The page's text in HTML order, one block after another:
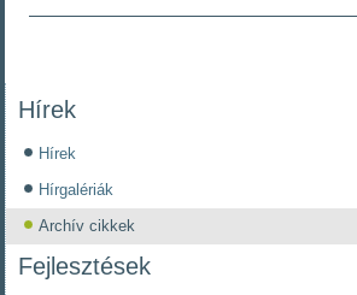
Hírek
Hírek
Hírgalériák
Archív cikkek
Fejlesztések